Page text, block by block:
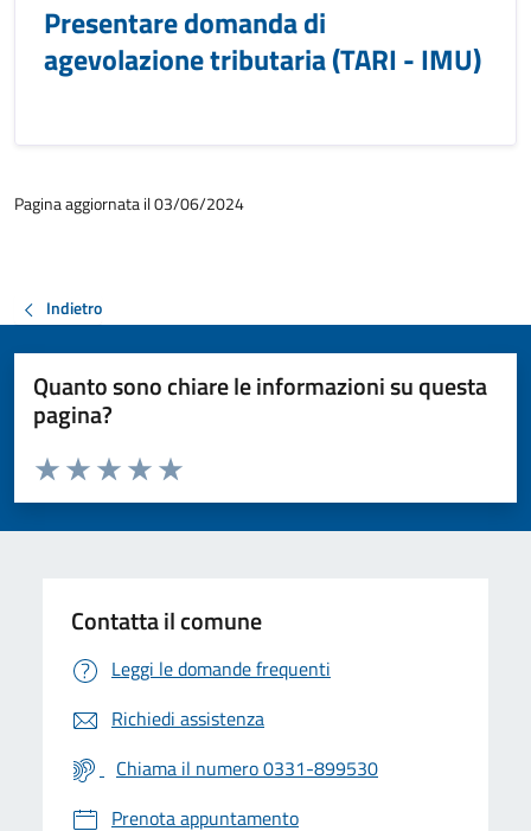
Presentare domanda di
agevolazione tributaria (TARI - IMU)
Pagina aggiornata il 03/06/2024
Indietro
Quanto sono chiare le informazioni su questa
pagina?
Valuta da 1 a 5 stelle la pagina
Valuta 5 stelle su 5
Valuta 4 stelle su 5
Valuta 3 stelle su 5
Valuta 2 stelle su 5
Valuta 1 stelle su 5
Contatta il comune
Leggi le domande frequenti
Richiedi assistenza
Chiama il numero 0331-899530
Prenota appuntamento